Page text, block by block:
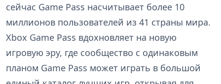
сейчас Game Pass насчитывает более 10
миллионов пользователей из 41 страны мира.
Xbox Game Pass вдохновляет на новую
игровую эру, где сообщество с одинаковым
планом Game Pass может играть в большой